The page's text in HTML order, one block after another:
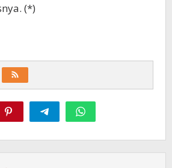
(*)